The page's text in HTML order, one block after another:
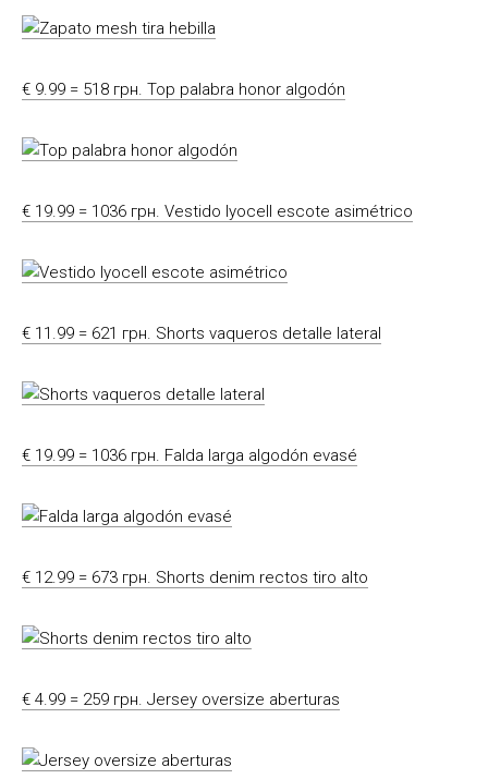
€ 9.99 = 518 грн. Top palabra honor algodón
€ 19.99 = 1036 грн. Vestido lyocell escote asimétrico
€ 11.99 = 621 грн. Shorts vaqueros detalle lateral
€ 19.99 = 1036 грн. Falda larga algodón evasé
€ 12.99 = 673 грн. Shorts denim rectos tiro alto
€ 4.99 = 259 грн. Jersey oversize aberturas